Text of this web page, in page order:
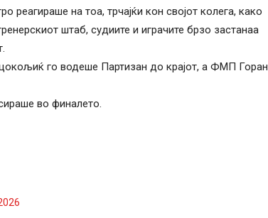
реагираше на тоа, трчајќи кон својот колега, како
штаб, судиите и играчите брзо застанаа
го водеше Партизан до крајот, а ФМП Горан
во финалето.